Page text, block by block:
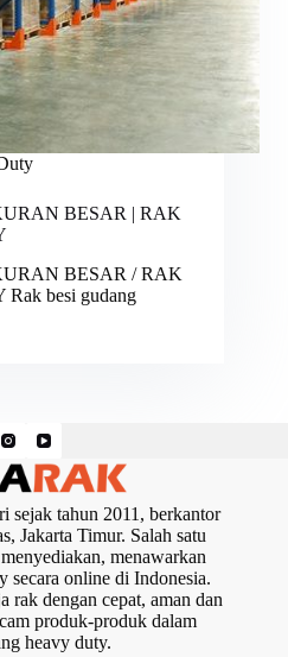
BESAR | RAK
BESAR / RAK
besi gudang
sejak tahun 2011, berkantor
Jakarta Timur. Salah satu
menawarkan
secara online di Indonesia.
rak dengan cepat, aman dan
produk-produk dalam
heavy duty.